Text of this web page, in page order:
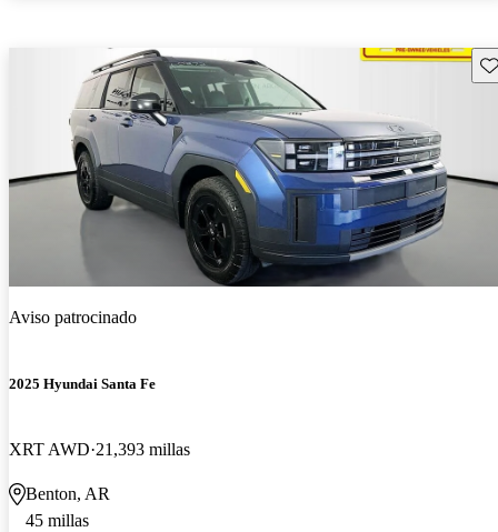
Aviso patrocinado
2025 Hyundai Santa Fe
XRT AWD 21,393 millas
Benton, AR
45 millas